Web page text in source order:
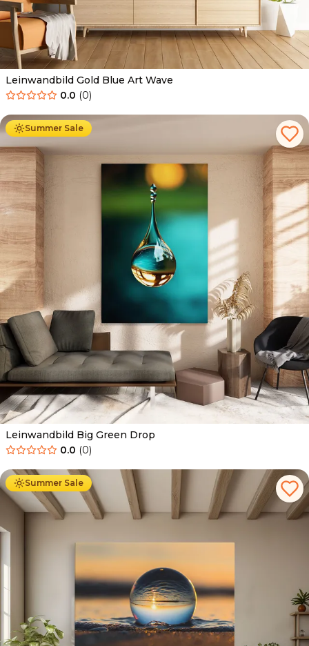
Leinwandbild Gold Blue Art Wave
0.0 (0)
Summer Sale
Ab 39.90 € 34.90
Leinwandbild Big Green Drop
0.0 (0)
Summer Sale
Ab 39.90 € 34.90